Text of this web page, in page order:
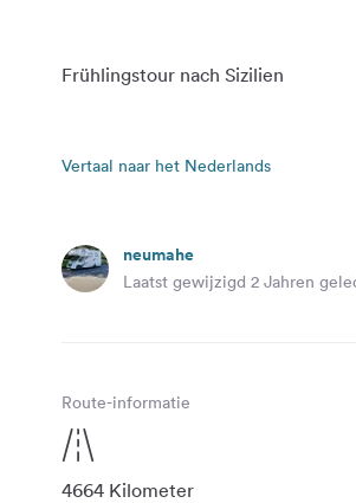
Frühlingstour nach Sizilien
Vertaal naar het Nederlands
neumahe
Laatst gewijzigd 2 Jahren
Route-informatie
4664 Kilometer